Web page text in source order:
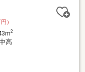
）
2
高